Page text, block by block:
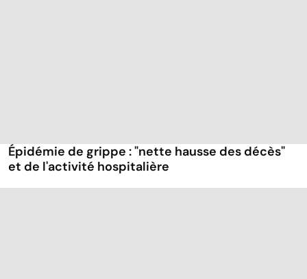
Épidémie de grippe : "nette hausse des décès"
et de l'activité hospitalière